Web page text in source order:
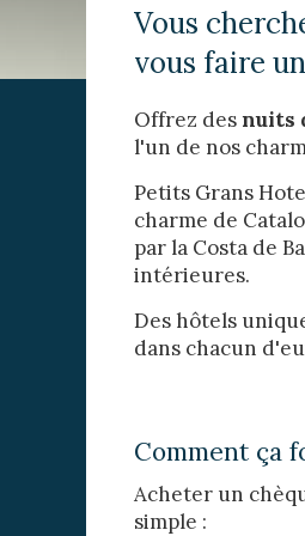
Vous
vous faire
Offrez desnuits
l'un de nos
Petits Grans
charme de
par la Costa de
intérieures.
Des hôtels
dans chacun
Comment ça
Acheter un
simple :